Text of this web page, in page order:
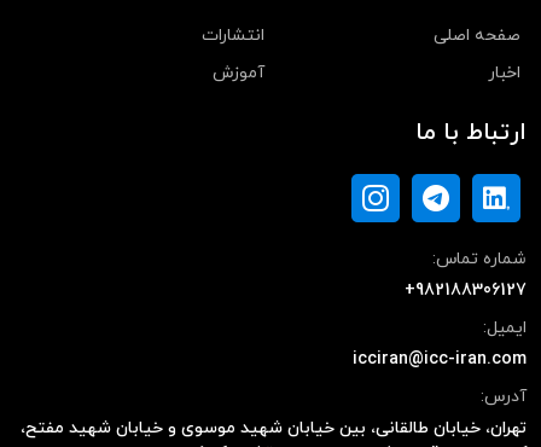
صفحه اصلی
انتشارات
اخبار
آموزش
ارتباط با ما
شماره تماس:
+982188306127
ایمیل:
icciran@icc-iran.com
آدرس:
تهران، خیابان طالقانی، بین خیابان شهید موسوی و خیابان شهید مفتح،